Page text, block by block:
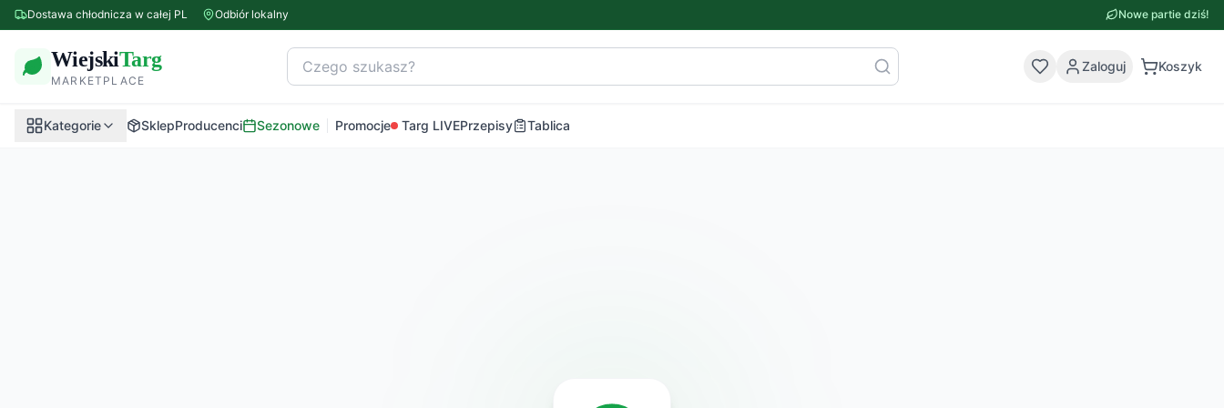
Dostawa chłodnicza w całej PL Odbiór lokalny Nowe partie dziś!
WiejskiTarg
MARKETPLACE
Zaloguj Koszyk
Kategorie SklepProducenci Sezonowe Promocje Targ LIVEPrzepisy Tablica